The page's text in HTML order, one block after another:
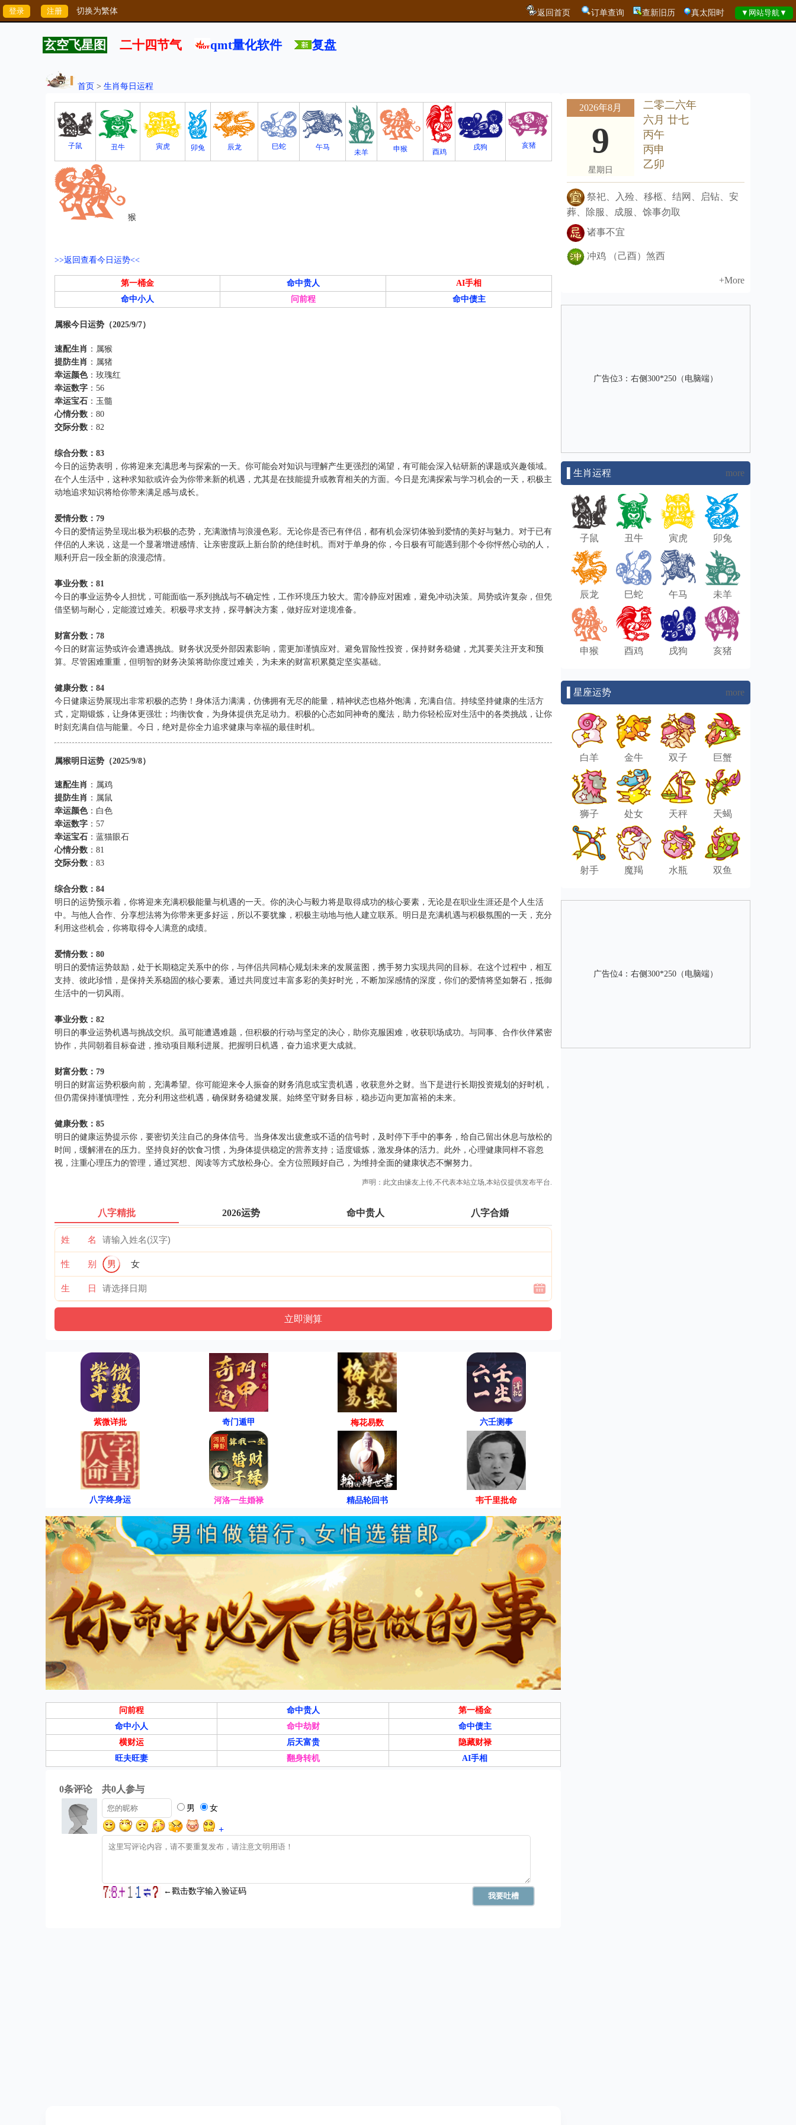
切换为繁体 返回首页 订单查询 查新旧历 真太阳时
玄空飞星图 二十四节气 qmt量化软件 复盘
首页 > 生肖每日运程
子鼠 丑牛 寅虎 卯兔 辰龙 巳蛇 午马
未羊 申猴 酉鸡
戌狗 亥猪
猴
>>返回查看今日运势<<
第一桶金 命中贵人
AI手相
命中小人
问前程 命中债主
属猴今日运势（2025/9/7）
速配生肖 ：属猴
提防生肖 ：属猪
幸运颜色：玫瑰红
幸运数字 ：56
幸运宝石 ：玉髓
心情分数 ：80
交际分数 ：82
综合分数：83
今日的运势表明，你将迎来充满思考与探索的一天。你可能会对知识与理解产生更强烈的渴望，有可能会深入钻研新的课题或兴趣领域。
在个人生活中，这种求知欲或许会为你带来新的机遇，尤其是在技能提升或教育相关的方面。今日是充满探索与学习机会的一天，积极主
动地追求知识将给你带来满足感与成长。
爱情分数：79
今日的爱情运势呈现出极为积极的态势，充满激情与浪漫色彩。无论你是否已有伴侣，都有机会深切体验到爱情的美好与魅力。对于已有
伴侣的人来说，这是一个显著增进感情、让亲密度跃上新台阶的绝佳时机。而对于单身的你，今日极有可能遇到那个令你怦然心动的人，
顺利开启一段全新的浪漫恋情。
事业分数：81
今日的事业运势令人担忧，可能面临一系列挑战与不确定性，工作环境压力较大。需冷静应对困难，避免冲动决策。局势或许复杂，但凭
借坚韧与耐心，定能渡过难关。积极寻求支持，探寻解决方案，做好应对逆境准备。
财富分数：78
今日的财富运势或许会遭遇挑战。财务状况受外部因素影响，需更加谨慎应对。避免冒险性投资，保持财务稳健，尤其要关注开支和预
算。尽管困难重重，但明智的财务决策将助你度过难关，为未来的财富积累奠定坚实基础。
健康分数：84
今日健康运势展现出非常积极的态势！身体活力满满，仿佛拥有无尽的能量，精神状态也格外饱满，充满自信。持续坚持健康的生活方
式，定期锻炼，让身体更强壮；均衡饮食，为身体提供充足动力。积极的心态如同神奇的魔法，助力你轻松应对生活中的各类挑战，让你
时刻充满自信与能量。今日，绝对是你全力追求健康与幸福的最佳时机。
属猴明日运势（2025/9/8）
速配生肖 ：属鸡
提防生肖 ：属鼠
幸运颜色：白色
幸运数字 ：57
幸运宝石 ：蓝猫眼石
心情分数 ：81
交际分数 ：83
综合分数：84
明日的运势预示着，你将迎来充满积极能量与机遇的一天。你的决心与毅力将是取得成功的核心要素，无论是在职业生涯还是个人生活
中。与他人合作、分享想法将为你带来更多好运，所以不要犹豫，积极主动地与他人建立联系。明日是充满机遇与积极氛围的一天，充分
利用这些机会，你将取得令人满意的成绩。
爱情分数：80
明日的爱情运势鼓励，处于长期稳定关系中的你，与伴侣共同精心规划未来的发展蓝图，携手努力实现共同的目标。在这个过程中，相互
支持、彼此珍惜，是保持关系稳固的核心要素。通过共同度过丰富多彩的美好时光，不断加深感情的深度，你们的爱情将坚如磐石，抵御
生活中的一切风雨。
事业分数：82
明日的事业运势机遇与挑战交织。虽可能遭遇难题，但积极的行动与坚定的决心，助你克服困难，收获职场成功。与同事、合作伙伴紧密
协作，共同朝着目标奋进，推动项目顺利进展。把握明日机遇，奋力追求更大成就。
财富分数：79
明日的财富运势积极向前，充满希望。你可能迎来令人振奋的财务消息或宝贵机遇，收获意外之财。当下是进行长期投资规划的好时机，
但仍需保持谨慎理性，充分利用这些机遇，确保财务稳健发展。始终坚守财务目标，稳步迈向更加富裕的未来。
健康分数：85
明日的健康运势提示你，要密切关注自己的身体信号。当身体发出疲惫或不适的信号时，及时停下手中的事务，给自己留出休息与放松的
时间，缓解潜在的压力。坚持良好的饮食习惯，为身体提供稳定的营养支持；适度锻炼，激发身体的活力。此外，心理健康同样不容忽
视，注重心理压力的管理，通过冥想、阅读等方式放松身心。全方位照顾好自己，为维持全面的健康状态不懈努力。
声明：此文由缘友上传,不代表本站立场,本站仅提供发布平台.
八字精批 2026运势 命中贵人 八字合婚
姓 名
性 别 男 女
生 日
紫微详批 奇门遁甲 梅花易数 六壬测事
八字终身运 河洛一生婚禄 精品轮回书 韦千里批命
问前程 命中贵人
第一桶金
命中小人
命中劫财
命中债主
横财运
后天富贵
隐藏财禄
旺夫旺妻
翻身转机 AI手相
2026年8月
9
星期日
二零二六年
六月 廿七
丙午
丙申
乙卯
祭祀、入殓、移柩、结网、启钻、安
葬、除服、成服、馀事勿取
诸事不宜
冲鸡 （己酉）煞西
+More
广告位3：右侧300*250（电脑端）
▌生肖运程 more
子鼠 丑牛 寅虎 卯兔
辰龙 巳蛇 午马 未羊
申猴 酉鸡 戌狗 亥猪
▌星座运势 more
白羊 金牛 双子 巨蟹
狮子 处女 天秤 天蝎
射手 魔羯 水瓶 双鱼
广告位4：右侧300*250（电脑端）